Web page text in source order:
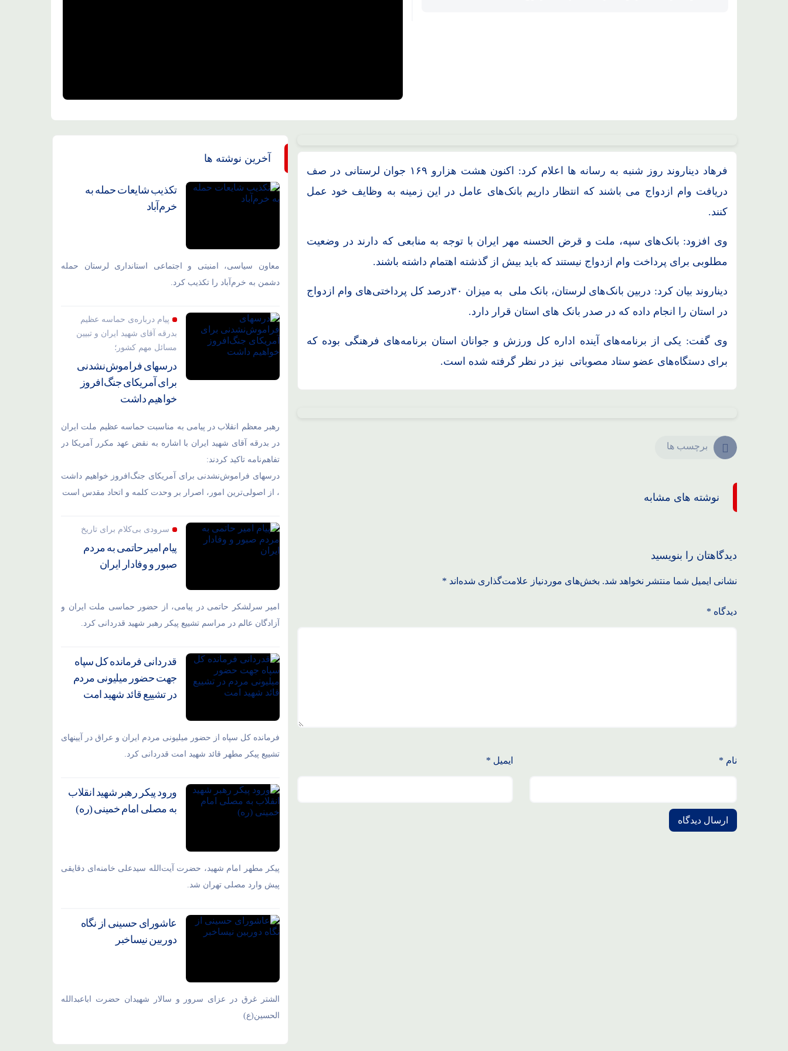
فرهاد دیناروند روز شنبه به رسانه ها اعلام کرد: اکنون هشت هزارو ۱۶۹ جوان لرستانی در صف
دریافت وام ازدواج می باشند که انتظار داریم بانک‌های عامل در این زمینه به وظایف خود عمل
کنند.
وی افزود: بانک‌های سپه، ملت و قرض الحسنه مهر ایران با توجه به منابعی که دارند در وضعیت
مطلوبی برای پرداخت وام ازدواج نیستند که باید بیش از گذشته اهتمام داشته باشند.
دیناروند بیان کرد: دربین بانک‌های لرستان، بانک ملی به میزان ۳۰درصد کل پرداختی‌های وام ازدواج
در استان را انجام داده که در صدر بانک های استان قرار دارد.
وی گفت: یکی از برنامه‌های آینده اداره کل ورزش و جوانان استان برنامه‌های فرهنگی بوده که
برای دستگاه‌های عضو ستاد مصوباتی نیز در نظر گرفته شده است.
برچسب ها
نوشته های مشابه
دیدگاهتان را بنویسید
نشانی ایمیل شما منتشر نخواهد شد. بخش‌های موردنیاز علامت‌گذاری شده‌اند *
دیدگاه *
نام * ایمیل *
آخرین نوشته ها
تکذیب شایعات حمله به
خرم‌آباد
معاون سیاسی، امنیتی و اجتماعی استانداری لرستان حمله
دشمن به خرم‌آباد را تکذیب کرد.
پیام درباره‌ی حماسه عظیم
بدرقه آقای شهید ایران و تبیین
مسائل مهم کشور؛
درسهای فراموش‌نشدنی
برای آمریکای جنگ‌افروز
خواهیم داشت
رهبر معظم انقلاب در پیامی به مناسبت حماسه عظیم ملت ایران
در بدرقه آقای شهید ایران با اشاره به نقض عهد مکرر آمریکا در
تفاهم‌نامه تاکید کردند:
درسهای فراموش‌نشدنی برای آمریکای جنگ‌افروز خواهیم داشت
، از اصولی‌ترین امور، اصرار بر وحدت کلمه و اتحاد مقدس است
سرودی بی‌کلام برای تاریخ
پیام امیر حاتمی به مردم
صبور و وفادار ایران
امیر سرلشکر حاتمی در پیامی، از حضور حماسی ملت ایران و
آزادگان عالم در مراسم تشییع پیکر رهبر شهید قدردانی کرد.
قدردانی فرمانده کل سپاه
جهت حضور میلیونی مردم
در تشییع قائد شهید امت
فرمانده کل سپاه از حضور میلیونی مردم ایران و عراق در آیینهای
تشییع پیکر مطهر قائد شهید امت قدردانی کرد.
ورود پیکر رهبر شهید انقلاب
به مصلی امام خمینی (ره)
پیکر مطهر امام شهید،‌ حضرت آیت‌الله سیدعلی خامنه‌ای دقایقی
پیش وارد مصلی تهران شد.
عاشورای حسینی از نگاه
دوربین نیساخبر
الشتر غرق در عزای سرور و سالار شهیدان حضرت اباعبدالله
الحسین(ع)